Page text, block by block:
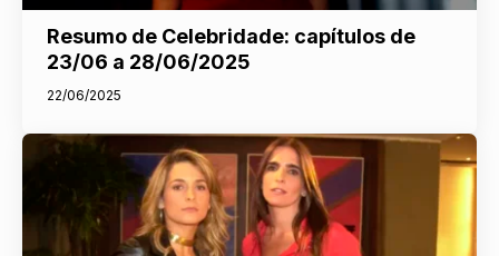
Resumo de Celebridade: capítulos de
23/06 a 28/06/2025
22/06/2025